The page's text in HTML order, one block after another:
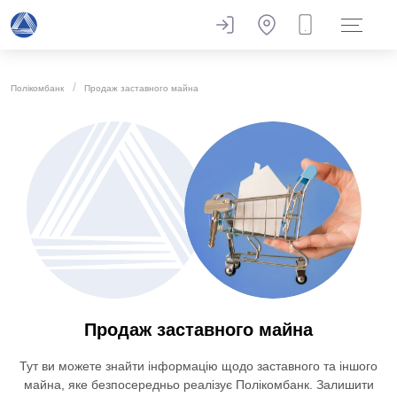
Полікомбанк Продаж заставного майна
Продаж заставного майна
Тут ви можете знайти інформацію щодо заставного та іншого
майна, яке безпосередньо реалізує Полікомбанк. Залишити